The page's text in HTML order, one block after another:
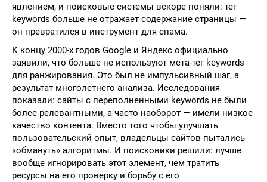
явлением, и поисковые системы вскоре поняли: тег
keywords больше не отражает содержание страницы —
он превратился в инструмент для спама.
К концу 2000-х годов Google и Яндекс официально
заявили, что больше не используют мета-тег keywords
для ранжирования. Это был не импульсивный шаг, а
результат многолетнего анализа. Исследования
показали: сайты с переполненными keywords не были
более релевантными, а часто наоборот — имели низкое
качество контента. Вместо того чтобы улучшать
пользовательский опыт, владельцы сайтов пытались
«обмануть» алгоритмы. И поисковики решили: лучше
вообще игнорировать этот элемент, чем тратить
ресурсы на его проверку и борьбу с его